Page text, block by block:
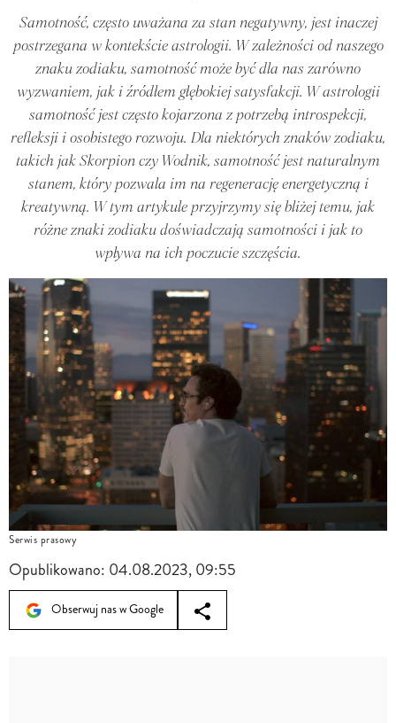
Samotność, często uważana za stan negatywny, jest inaczej
postrzegana w kontekście astrologii. W zależności od naszego
znaku zodiaku, samotność może być dla nas zarówno
wyzwaniem, jak i źródłem głębokiej satysfakcji. W astrologii
samotność jest często kojarzona z potrzebą introspekcji,
refleksji i osobistego rozwoju. Dla niektórych znaków zodiaku,
takich jak Skorpion czy Wodnik, samotność jest naturalnym
stanem, który pozwala im na regenerację energetyczną i
kreatywną. W tym artykule przyjrzymy się bliżej temu, jak
różne znaki zodiaku doświadczają samotności i jak to
wpływa na ich poczucie szczęścia.
Serwis prasowy
Opublikowano: 04.08.2023, 09:55
Obserwuj nas w Google